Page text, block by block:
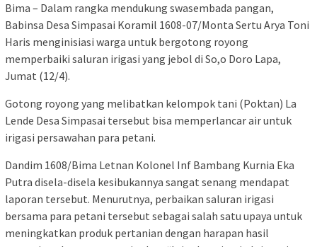
Bima – Dalam rangka mendukung swasembada pangan,
Babinsa Desa Simpasai Koramil 1608-07/Monta Sertu Arya Toni
Haris menginisiasi warga untuk bergotong royong
memperbaiki saluran irigasi yang jebol di So,o Doro Lapa,
Jumat (12/4).
Gotong royong yang melibatkan kelompok tani (Poktan) La
Lende Desa Simpasai tersebut bisa memperlancar air untuk
irigasi persawahan para petani.
Dandim 1608/Bima Letnan Kolonel Inf Bambang Kurnia Eka
Putra disela-disela kesibukannya sangat senang mendapat
laporan tersebut. Menurutnya, perbaikan saluran irigasi
bersama para petani tersebut sebagai salah satu upaya untuk
meningkatkan produk pertanian dengan harapan hasil